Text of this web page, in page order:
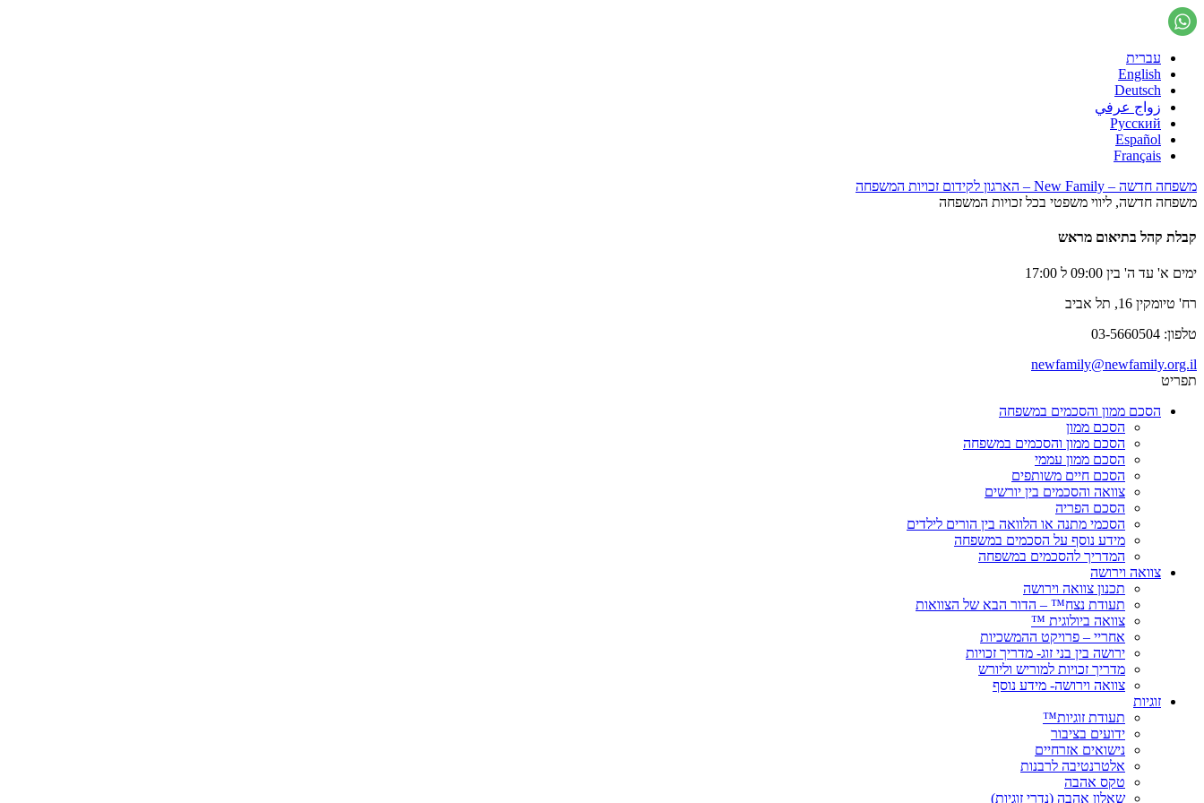
עברית
English
Deutsch
زواج عرفي
Русский
Español
Français
משפחה חדשה – New Family – הארגון לקידום זכויות המשפחה
משפחה חדשה, ליווי משפטי בכל זכויות המשפחה
קבלת קהל בתיאום מראש
ימים א' עד ה' בין 09:00 ל 17:00
רח' טיומקין 16, תל אביב
טלפון: 03-5660504
newfamily@newfamily.org.il
תפריט
הסכם ממון והסכמים במשפחה
הסכם ממון
הסכם ממון והסכמים במשפחה
הסכם ממון עממי
הסכם חיים משותפים
צוואה והסכמים בין יורשים
הסכם הפריה
הסכמי מתנה או הלוואה בין הורים לילדים
מידע נוסף על הסכמים במשפחה
המדריך להסכמים במשפחה
צוואה וירושה
תכנון צוואה וירושה
תעודת נצח™ – הדור הבא של הצוואות
צוואה ביולוגית ™
אחריי – פרויקט ההמשכיות
ירושה בין בני זוג- מדריך זכויות
מדריך זכויות למוריש וליורש
צוואה וירושה- מידע נוסף
זוגיות
תעודת זוגיות™
ידועים בציבור
נישואים אזרחיים
אלטרנטיבה לרבנות
טקס אהבה
שאלון אהבה (נדרי זוגיות)